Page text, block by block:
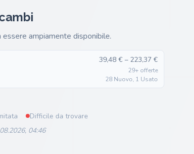
ampiamente disponibile.
39,48 € – 223,37 €
29+ offerte
28 Nuovo, 1 Usato
Difficile da trovare
04:46